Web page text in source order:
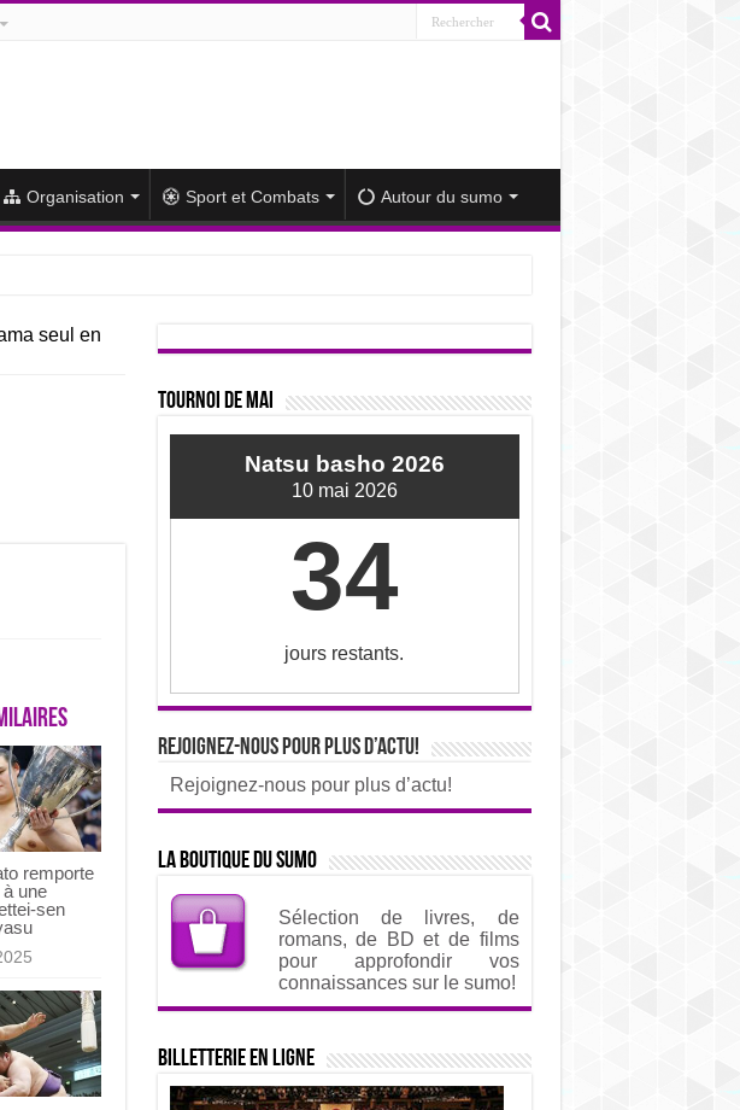
Organisation Sport et Combats Autour du sumo
face à un Hoshoryu diminué
seul en
remporte
une
sen
Tournoi de mai
Natsu basho 2026
10 mai 2026
34
jours restants.
Rejoignez-nous pour plus d’actu!
Rejoignez-nous pour plus d’actu!
La boutique du sumo
Sélection de livres, de
romans, de BD et de films
pour approfondir vos
connaissances sur le sumo!
Billetterie en ligne